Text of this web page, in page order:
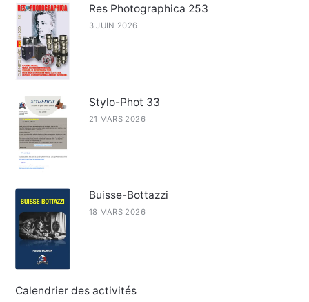
Res Photographica 253
3 JUIN 2026
Stylo-Phot 33
21 MARS 2026
Buisse-Bottazzi
18 MARS 2026
Calendrier des activités